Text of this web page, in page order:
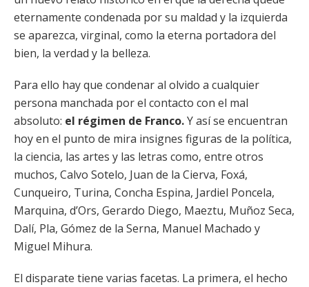
eternamente condenada por su maldad y la izquierda
se aparezca, virginal, como la eterna portadora del
bien, la verdad y la belleza.
Para ello hay que condenar al olvido a cualquier
persona manchada por el contacto con el mal
absoluto: el régimen de Franco.Y así se encuentran
hoy en el punto de mira insignes figuras de la política,
la ciencia, las artes y las letras como, entre otros
muchos, Calvo Sotelo, Juan de la Cierva, Foxá,
Cunqueiro, Turina, Concha Espina, Jardiel Poncela,
Marquina, d’Ors, Gerardo Diego, Maeztu, Muñoz Seca,
Dalí, Pla, Gómez de la Serna, Manuel Machado y
Miguel Mihura.
El disparate tiene varias facetas. La primera, el hecho